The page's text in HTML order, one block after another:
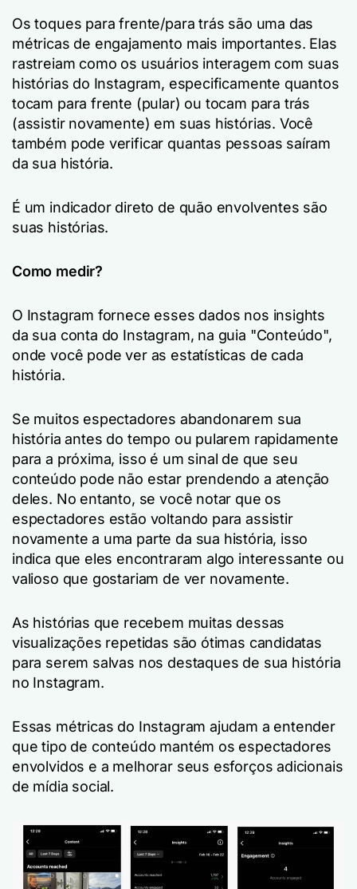
Os toques para frente/para trás são uma das
métricas de engajamento mais importantes. Elas
rastreiam como os usuários interagem com suas
histórias do Instagram, especificamente quantos
tocam para frente (pular) ou tocam para trás
(assistir novamente) em suas histórias. Você
também pode verificar quantas pessoas saíram
da sua história.
É um indicador direto de quão envolventes são
suas histórias.
Como medir?
O Instagram fornece esses dados nos insights
da sua conta do Instagram, na guia "Conteúdo",
onde você pode ver as estatísticas de cada
história.
Se muitos espectadores abandonarem sua
história antes do tempo ou pularem rapidamente
para a próxima, isso é um sinal de que seu
conteúdo pode não estar prendendo a atenção
deles. No entanto, se você notar que os
espectadores estão voltando para assistir
novamente a uma parte da sua história, isso
indica que eles encontraram algo interessante ou
valioso que gostariam de ver novamente.
As histórias que recebem muitas dessas
visualizações repetidas são ótimas candidatas
para serem salvas nos destaques de sua história
no Instagram.
Essas métricas do Instagram ajudam a entender
que tipo de conteúdo mantém os espectadores
envolvidos e a melhorar seus esforços adicionais
de mídia social.